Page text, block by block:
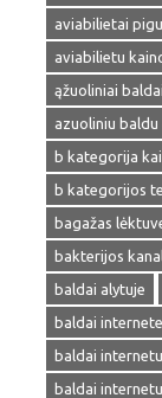
aviabilietai
aviabilietu
ąžuoliniai baldai
azuoliniu baldu
b kategorija
b kategorijos
bagažas
bakterijos
baldai alytuje
baldai internete
baldai
baldai